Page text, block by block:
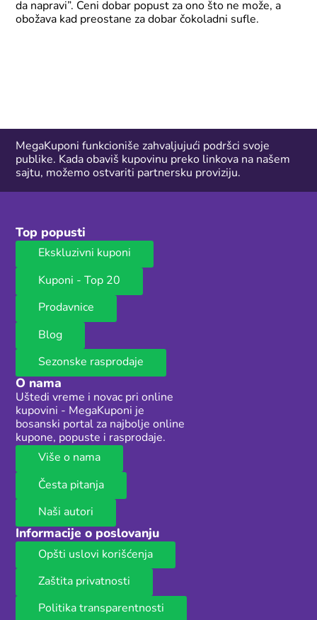
da napravi”. Ceni dobar popust za ono što ne može, a
obožava kad preostane za dobar čokoladni sufle.
MegaKuponi funkcioniše zahvaljujući podršci svoje
publike. Kada obaviš kupovinu preko linkova na našem
sajtu, možemo ostvariti partnersku proviziju.
Top popusti
Ekskluzivni kuponi
Kuponi - Top 20
Prodavnice
Blog
Sezonske rasprodaje
O nama
Uštedi vreme i novac pri online
kupovini - MegaKuponi je
bosanski portal za najbolje online
kupone, popuste i rasprodaje.
Više o nama
Česta pitanja
Naši autori
Informacije o poslovanju
Opšti uslovi korišćenja
Zaštita privatnosti
Politika transparentnosti